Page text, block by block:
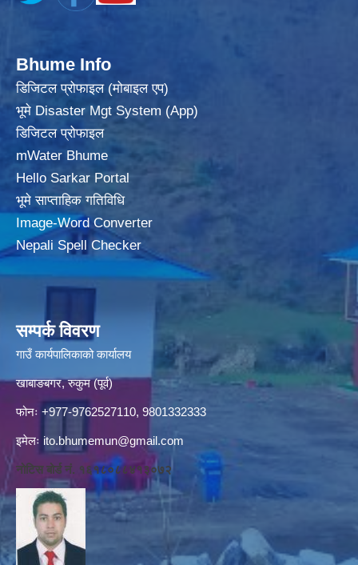
Bhume Info
डिजिटल प्रोफाइल (मोबाइल एप)
भूमे Disaster Mgt System (App)
डिजिटल प्रोफाइल
mWater Bhume
Hello Sarkar Portal
भूमे साप्ताहिक गतिविधि
Image-Word Converter
Nepali Spell Checker
सम्पर्क विवरण
गाउँ कार्यपालिकाको कार्यालय
खाबाङबगर, रुकुम (पूर्व)
फोनः +977-9762527110, 9801332333
इमेलः ito.bhumemun@gmail.com
नोटिस बोर्ड नं. १६१८०८८४१३०७२